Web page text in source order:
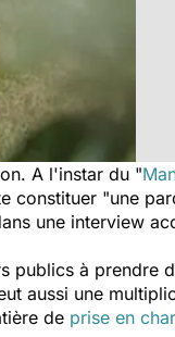
A l'instar du "
constituer "une
une interview
publics à prendre
aussi une
de prise en